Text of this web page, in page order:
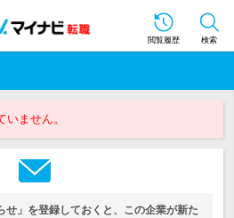
閲覧履歴 検索
ません。
せ」を登録しておくと、この企業が新た